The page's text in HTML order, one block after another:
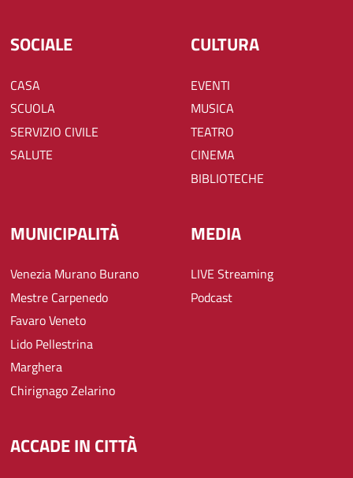
SOCIALE
CASA
SCUOLA
SERVIZIO CIVILE
SALUTE
CULTURA
EVENTI
MUSICA
TEATRO
CINEMA
BIBLIOTECHE
MUNICIPALITÀ
Venezia Murano Burano
Mestre Carpenedo
Favaro Veneto
Lido Pellestrina
Marghera
Chirignago Zelarino
MEDIA
LIVE Streaming
Podcast
ACCADE IN CITTÀ